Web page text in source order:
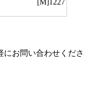
にお問い合わせくださ